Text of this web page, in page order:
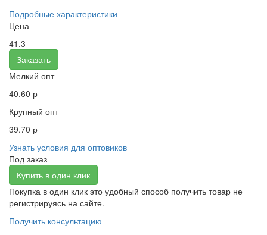
Подробные характеристики
Цена
41.3
Заказать
Мелкий опт
40.60 р
Крупный опт
39.70 р
Узнать условия для оптовиков
Под заказ
Купить в один клик
Покупка в один клик это удобный способ получить товар не
регистрируясь на сайте.
Получить консультацию